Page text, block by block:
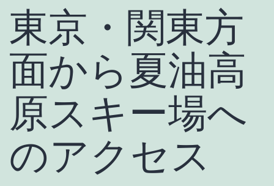
キ
ッ
プ
東京・関東方
面から夏油高
原スキー場へ
のアクセス